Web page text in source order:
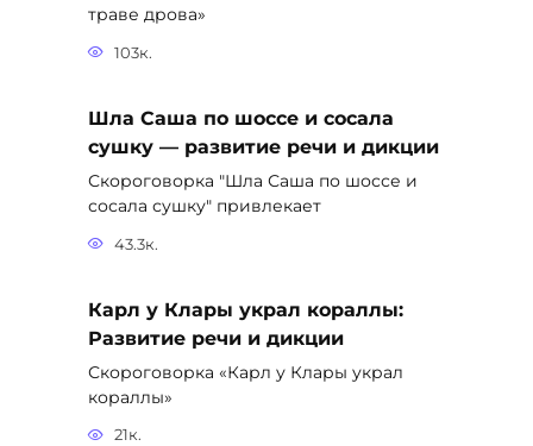
траве дрова»
103к.
Шла Саша по шоссе и сосала
сушку — развитие речи и дикции
Скороговорка "Шла Саша по шоссе и
сосала сушку" привлекает
43.3к.
Карл у Клары украл кораллы:
Развитие речи и дикции
Скороговорка «Карл у Клары украл
кораллы»
21к.